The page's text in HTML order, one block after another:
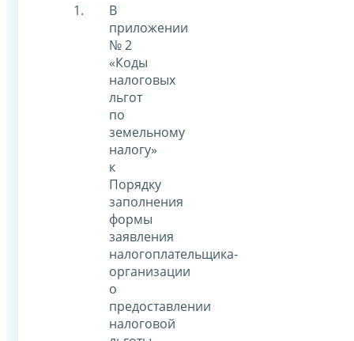
В
приложении
№ 2
«Коды
налоговых
льгот
по
земельному
налогу»
к
Порядку
заполнения
формы
заявления
налогоплательщика-
организации
о
предоставлении
налоговой